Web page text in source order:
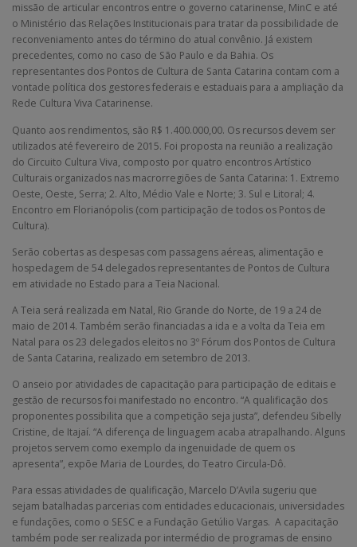
missão de articular encontros entre o governo catarinense, MinC e até
o Ministério das Relações Institucionais para tratar da possibilidade de
reconveniamento antes do término do atual convênio. Já existem
precedentes, como no caso de São Paulo e da Bahia. Os
representantes dos Pontos de Cultura de Santa Catarina contam com a
vontade política dos gestores federais e estaduais para a ampliação da
Rede Cultura Viva Catarinense.
Quanto aos rendimentos, são R$ 1.400.000,00. Os recursos devem ser
utilizados até fevereiro de 2015. Foi proposta na reunião a realização
do Circuito Cultura Viva, composto por quatro encontros Artístico
Culturais organizados nas macrorregiões de Santa Catarina: 1. Extremo
Oeste, Oeste, Serra; 2. Alto, Médio Vale e Norte; 3. Sul e Litoral; 4.
Encontro em Florianópolis (com participação de todos os Pontos de
Cultura).
Serão cobertas as despesas com passagens aéreas, alimentação e
hospedagem de 54 delegados representantes de Pontos de Cultura
em atividade no Estado para a Teia Nacional.
A Teia será realizada em Natal, Rio Grande do Norte, de 19 a 24 de
maio de 2014. Também serão financiadas a ida e a volta da Teia em
Natal para os 23 delegados eleitos no 3º Fórum dos Pontos de Cultura
de Santa Catarina, realizado em setembro de 2013.
O anseio por atividades de capacitação para participação de editais e
gestão de recursos foi manifestado no encontro. “A qualificação dos
proponentes possibilita que a competição seja justa”, defendeu Sibelly
Cristine, de Itajaí. “A diferença de linguagem acaba atrapalhando. Alguns
projetos servem como exemplo da ingenuidade de quem os
apresenta”, expõe Maria de Lourdes, do Teatro Circula-Dô.
Para essas atividades de qualificação, Marcelo D’Avila sugeriu que
sejam batalhadas parcerias com entidades educacionais, universidades
e fundações, como o SESC e a Fundação Getúlio Vargas. A capacitação
também pode ser realizada por intermédio de programas de ensino